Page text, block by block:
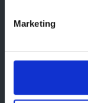
Marketing
Edifici e Parchi